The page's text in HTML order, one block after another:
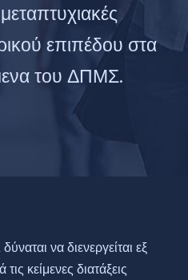
επιπέδου στα
του ΔΠΜΣ.
να διενεργείται εξ
κείμενες διατάξεις